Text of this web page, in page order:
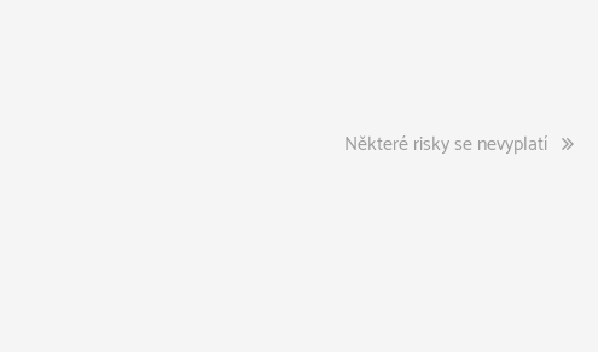
Některé risky se nevyplatí